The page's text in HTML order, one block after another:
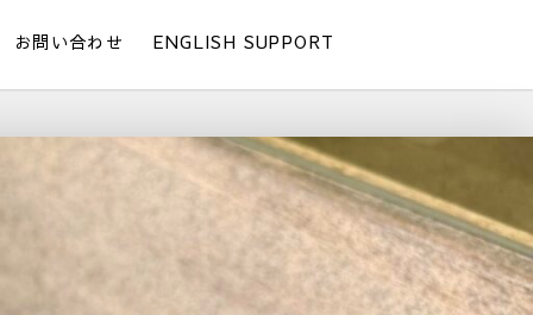
お問い合わせ ENGLISH SUPPORT